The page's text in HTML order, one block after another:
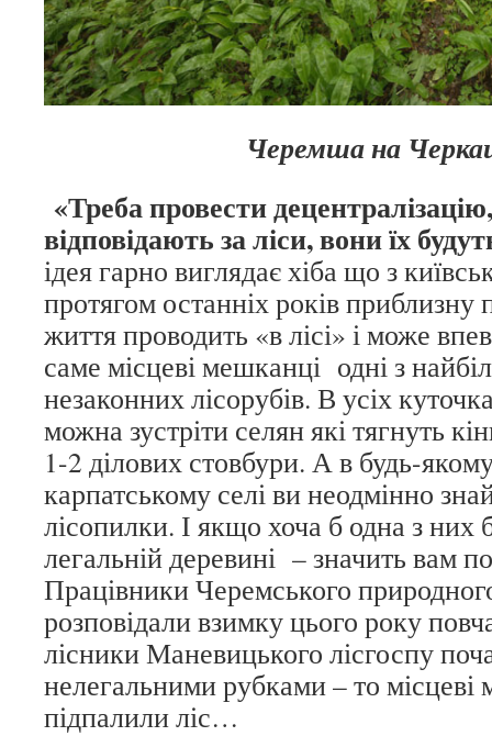
Черемша на
«Треба провести
відповідають за ліси, вони їх
ідея гарно виглядає хіба що з
протягом останніх років приблизну
життя проводить «в лісі» і може
саме місцеві мешканці одні з
незаконних лісорубів. В усіх
можна зустріти селян які тягнуть
1-2 ділових стовбури. А в будь-
карпатському селі ви неодмінно
лісопилки. І якщо хоча б одна з них
легальній деревині – значить вам
Працівники Черемського
розповідали взимку цього року
лісники Маневицького лісгоспу
нелегальними рубками – то місцеві
підпалили ліс…